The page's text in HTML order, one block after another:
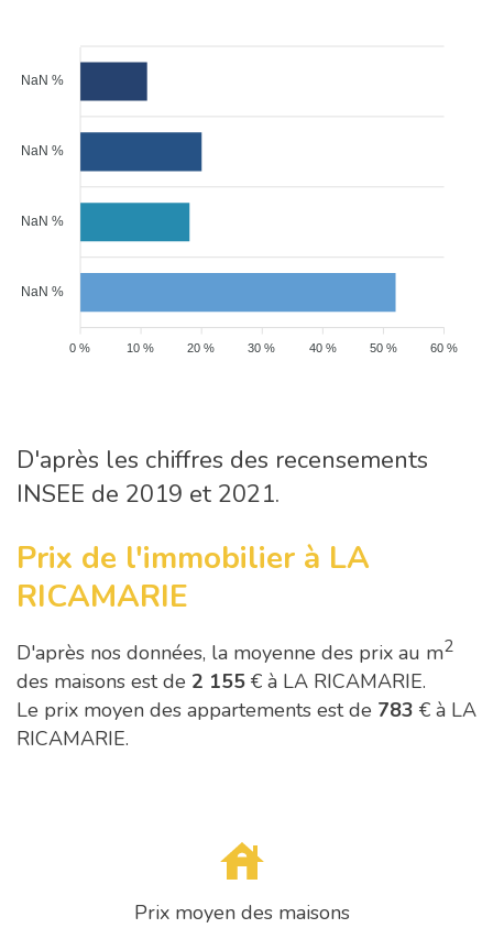
NaN %
NaN %
NaN %
NaN %
60 %
50 %
40 %
30 %
20 %
10 %
0 %
D'après les chiffres des recensements
INSEE de 2019 et 2021.
Prix de l'immobilier à LA
RICAMARIE
D'après nos données, la moyenne des prix au m2
des maisons est de 2 155 € à LA RICAMARIE.
Le prix moyen des appartements est de 783 € à LA
RICAMARIE.
Prix moyen des maisons